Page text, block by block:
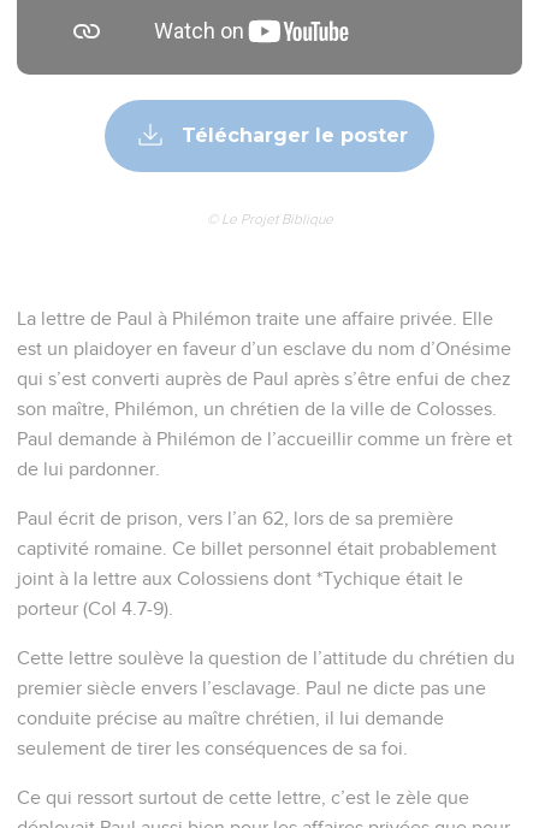
Télécharger le poster
© Le Projet Biblique
La lettre de Paul à Philémon traite une affaire privée. Elle
est un plaidoyer en faveur d’un esclave du nom d’Onésime
qui s’est converti auprès de Paul après s’être enfui de chez
son maître, Philémon, un chrétien de la ville de Colosses.
Paul demande à Philémon de l’accueillir comme un frère et
de lui pardonner.
Paul écrit de prison, vers l’an 62, lors de sa première
captivité romaine. Ce billet personnel était probablement
joint à la lettre aux Colossiens dont *Tychique était le
porteur (Col 4.7-9).
Cette lettre soulève la question de l’attitude du chrétien du
premier siècle envers l’esclavage. Paul ne dicte pas une
conduite précise au maître chrétien, il lui demande
seulement de tirer les conséquences de sa foi.
Ce qui ressort surtout de cette lettre, c’est le zèle que